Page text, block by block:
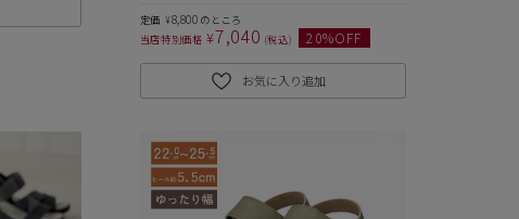
定価 ¥8,800 のところ
当店特別価格 ¥7,040 税込 20%OFF
お気に入り追加